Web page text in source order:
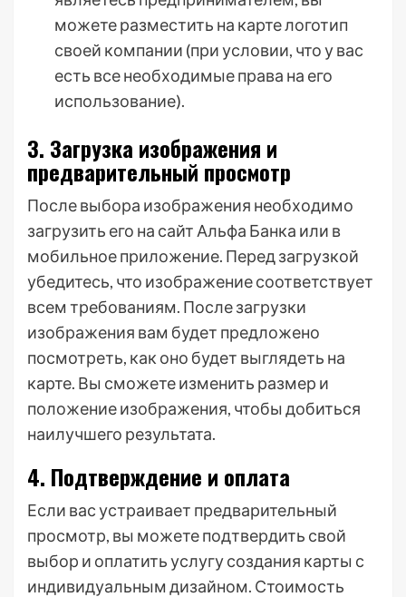
можете разместить на карте логотип
своей компании (при условии, что у вас
есть все необходимые права на его
использование).
3. Загрузка изображения и
предварительный просмотр
После выбора изображения необходимо
загрузить его на сайт Альфа Банка или в
мобильное приложение. Перед загрузкой
убедитесь, что изображение соответствует
всем требованиям. После загрузки
изображения вам будет предложено
посмотреть, как оно будет выглядеть на
карте. Вы сможете изменить размер и
положение изображения, чтобы добиться
наилучшего результата.
4. Подтверждение и оплата
Если вас устраивает предварительный
просмотр, вы можете подтвердить свой
выбор и оплатить услугу создания карты с
индивидуальным дизайном. Стоимость